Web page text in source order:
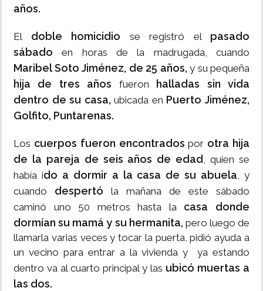
años.
El doble homicidio se registró el pasado
sábado en horas de la madrugada, cuando
Maribel Soto Jiménez, de 25 años, y su pequeña
hija de tres años fueron
halladas sin vida
dentro de su casa,ubicada en Puerto Jiménez,
Golfito, Puntarenas.
Los cuerpos fueron encontrados por otra hija
de la pareja de seis años de edad , quien se
había ido a dormir a la casa de su abuela, y
cuando despertó la mañana de este sábado
caminó uno 50 metros hasta la casa donde
dormían su mamá y su hermanita, pero luego de
llamarla varias veces y tocar la puerta, pidió ayuda a
un vecino para entrar a la vivienda y ya estando
dentro va al cuarto principal y las ubicó muertas a
las dos.